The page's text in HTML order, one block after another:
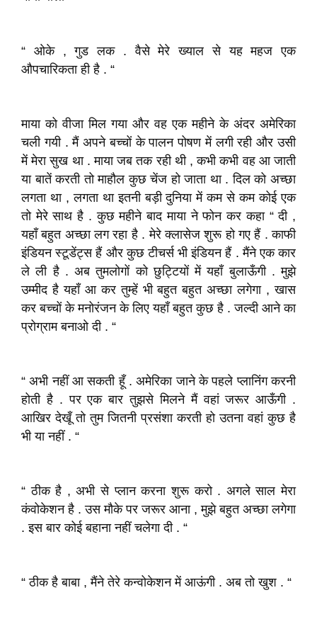
“ ओके , गुड लक . वैसे मेरे ख्याल से यह महज एक
औपचारिकता ही है . “
माया को वीजा मिल गया और वह एक महीने के अंदर अमेरिका
चली गयी . मैं अपने बच्चों के पालन पोषण में लगी रही और उसी
में मेरा सुख था . माया जब तक रही थी , कभी कभी वह आ जाती
या बातें करती तो माहौल कुछ चेंज हो जाता था . दिल को अच्छा
लगता था , लगता था इतनी बड़ी दुनिया में कम से कम कोई एक
तो मेरे साथ है . कुछ महीने बाद माया ने फोन कर कहा “ दी ,
यहाँ बहुत अच्छा लग रहा है . मेरे क्लासेज शुरू हो गए हैं . काफी
इंडियन स्टूडेंट्स हैं और कुछ टीचर्स भी इंडियन हैं . मैंने एक कार
ले ली है . अब तुमलोगों को छुट्टियों में यहाँ बुलाऊँगी . मुझे
उम्मीद है यहाँ आ कर तुम्हें भी बहुत बहुत अच्छा लगेगा , खास
कर बच्चों के मनोरंजन के लिए यहाँ बहुत कुछ है . जल्दी आने का
प्रोग्राम बनाओ दी . “
“ अभी नहीं आ सकती हूँ . अमेरिका जाने के पहले प्लानिंग करनी
होती है . पर एक बार तुझसे मिलने मैं वहां जरूर आऊँगी .
आखिर देखूँ तो तुम जितनी प्रसंशा करती हो उतना वहां कुछ है
भी या नहीं . “
“ ठीक है , अभी से प्लान करना शुरू करो . अगले साल मेरा
कंवोकेशन है . उस मौके पर जरूर आना , मुझे बहुत अच्छा लगेगा
. इस बार कोई बहाना नहीं चलेगा दी . “
“ ठीक है बाबा , मैंने तेरे कन्वोकेशन में आऊंगी . अब तो खुश . “